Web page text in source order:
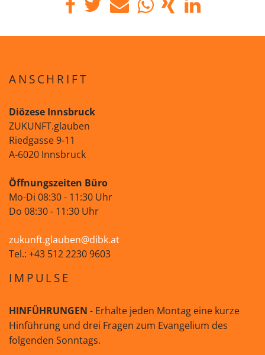
ANSCHRIFT
Diözese Innsbruck
ZUKUNFT.glauben
Riedgasse 9-11
A-6020 Innsbruck
Öffnungszeiten Büro
Mo-Di 08:30 - 11:30 Uhr
Do 08:30 - 11:30 Uhr
zukunft.glauben@dibk.at
Tel.: +43 512 2230 9603
IMPULSE
HINFÜHRUNGEN - Erhalte jeden Montag eine kurze
Hinführung und drei Fragen zum Evangelium des
folgenden Sonntags.